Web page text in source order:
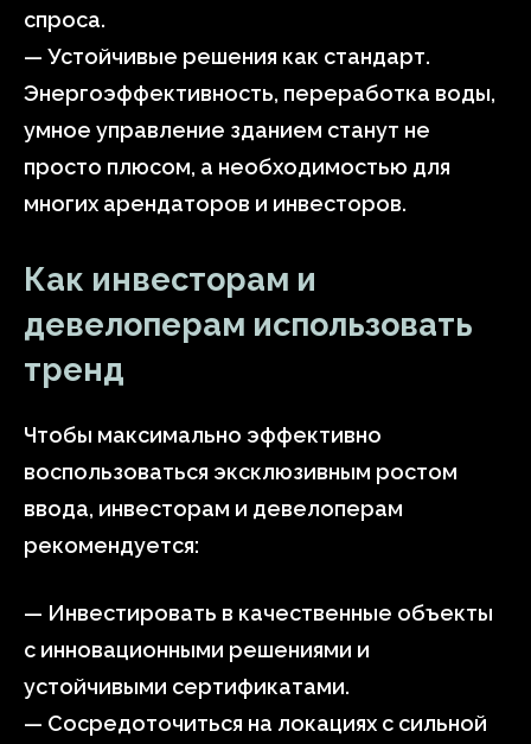
спроса.
— Устойчивые решения как стандарт.
Энергоэффективность, переработка воды,
умное управление зданием станут не
просто плюсом, а необходимостью для
многих арендаторов и инвесторов.
Как инвесторам и
девелоперам использовать
тренд
Чтобы максимально эффективно
воспользоваться эксклюзивным ростом
ввода, инвесторам и девелоперам
рекомендуется:
— Инвестировать в качественные объекты
с инновационными решениями и
устойчивыми сертификатами.
— Сосредоточиться на локациях с сильной